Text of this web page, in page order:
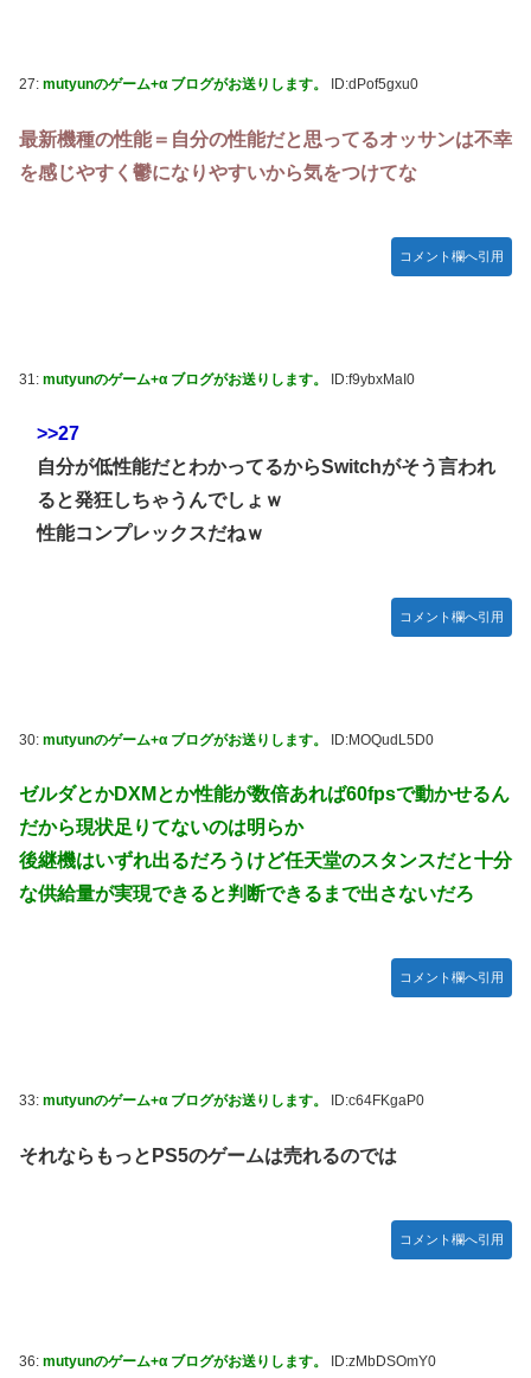
27: mutyunのゲーム+α ブログがお送りします。 ID:dPof5gxu0
最新機種の性能＝自分の性能だと思ってるオッサンは不幸
を感じやすく鬱になりやすいから気をつけてな
コメント欄へ引用
31: mutyunのゲーム+α ブログがお送りします。 ID:f9ybxMaI0
>>27
自分が低性能だとわかってるからSwitchがそう言われ
ると発狂しちゃうんでしょｗ
性能コンプレックスだねｗ
コメント欄へ引用
30: mutyunのゲーム+α ブログがお送りします。 ID:MOQudL5D0
ゼルダとかDXMとか性能が数倍あれば60fpsで動かせるん
だから現状足りてないのは明らか
後継機はいずれ出るだろうけど任天堂のスタンスだと十分
な供給量が実現できると判断できるまで出さないだろ
コメント欄へ引用
33: mutyunのゲーム+α ブログがお送りします。 ID:c64FKgaP0
それならもっとPS5のゲームは売れるのでは
コメント欄へ引用
36: mutyunのゲーム+α ブログがお送りします。 ID:zMbDSOmY0